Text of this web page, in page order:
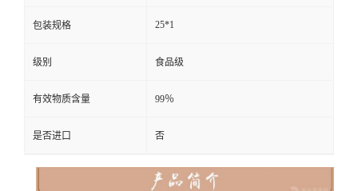
包装规格 25*1
级别 食品级
有效物质含量 99％
是否进口 否